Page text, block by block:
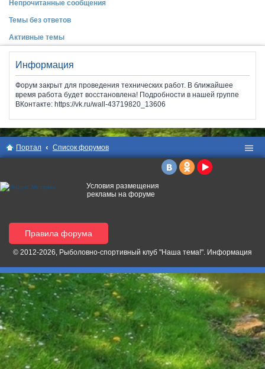
Непрочитанные сообщения
Темы без ответов
Активные темы
Информация
Форум закрыт для проведения технических работ. В ближайшее
время работа будет восстановлена! Подробности в нашей группе
ВКонтакте: https://vk.ru/wall-43719820_13606
Портал Список форумов
Условия размещения
рекламы на форуме
Правила форума
© 2012-2026, Рыболовно-спортивный клуб "Наша тема!". Информация